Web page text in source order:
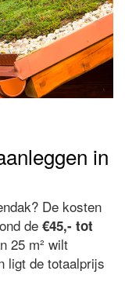
in
De kosten
de €45,- tot
25 m² wilt
ligt de totaalprijs